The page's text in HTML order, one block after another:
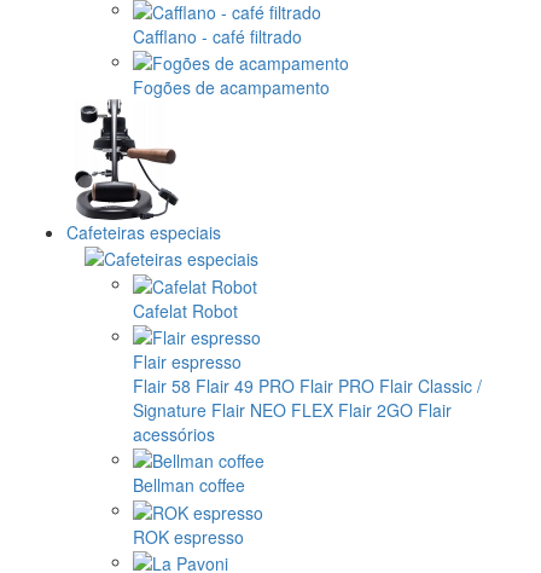
Cafflano - café filtrado
Fogões de acampamento
Cafeteiras especiais
Cafelat Robot
Flair espresso
Flair 58 Flair 49 PRO Flair PRO Flair Classic /
Signature Flair NEO FLEX Flair 2GO Flair
acessórios
Bellman coffee
ROK espresso